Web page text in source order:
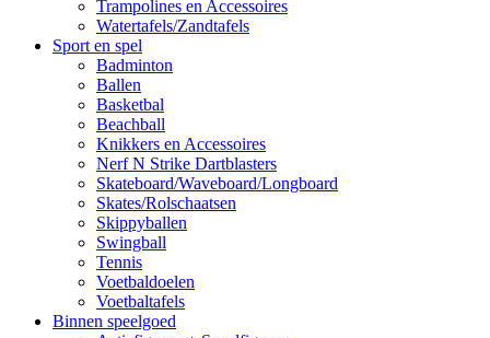
Trampolines en Accessoires
Watertafels/Zandtafels
Sport en spel
Badminton
Ballen
Basketbal
Beachball
Knikkers en Accessoires
Nerf N Strike Dartblasters
Skateboard/Waveboard/Longboard
Skates/Rolschaatsen
Skippyballen
Swingball
Tennis
Voetbaldoelen
Voetbaltafels
Binnen speelgoed